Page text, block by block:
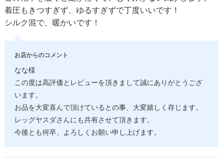
着圧もきつすぎず、ゆるすぎずで丁度いいです！
シルク混で、暖かいです！
お店からのコメント
なな様
この度は高評価とレビューを頂きまして誠にありがとうござ
います。
お品を大変喜んで頂けているとの事、大変嬉しく存じます。
レッグヤスダさんにも共有させて頂きます。
今後とも何卒、よろしくお願い申し上げます。